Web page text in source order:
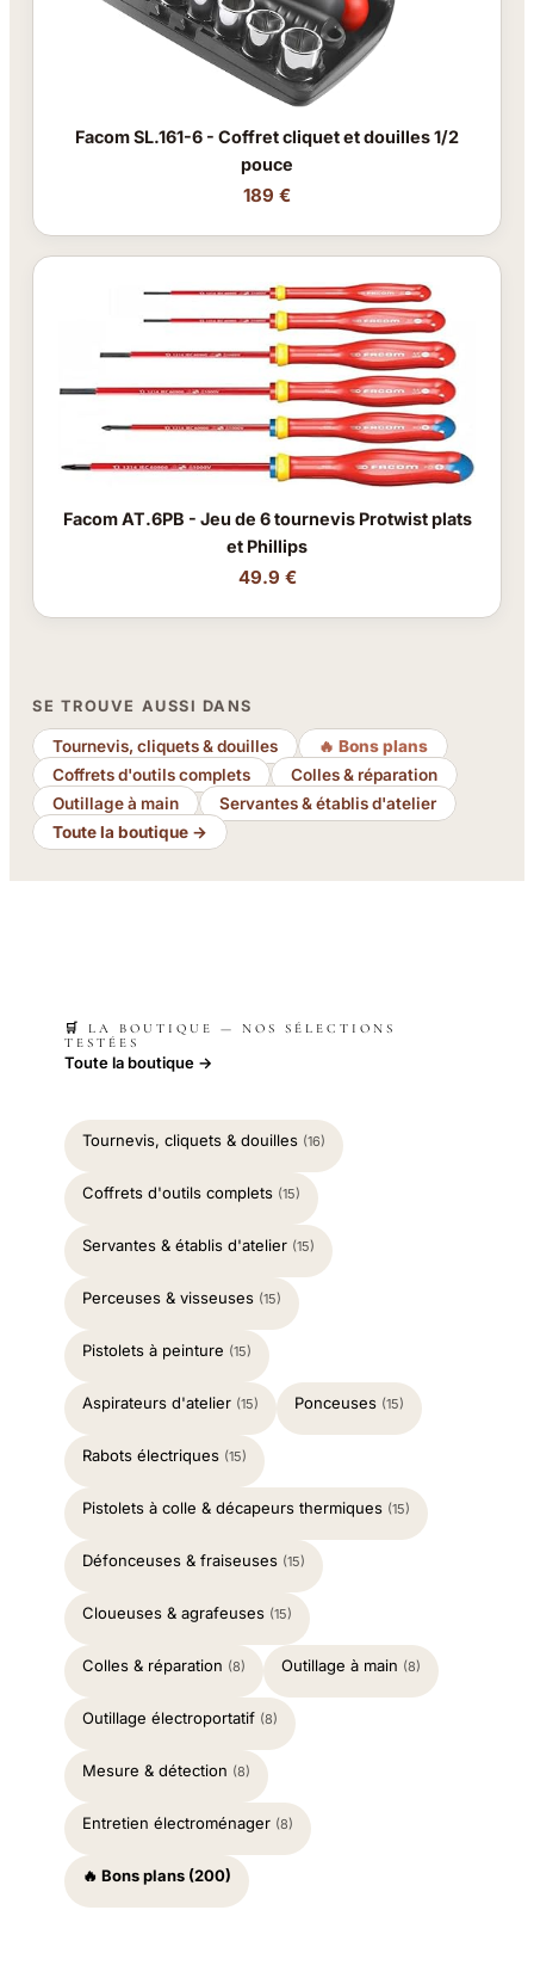
Facom SL.161-6 - Coffret cliquet et douilles 1/2
pouce
189 €
Facom AT.6PB - Jeu de 6 tournevis Protwist plats
et Phillips
49.9 €
SE TROUVE AUSSI DANS
Tournevis, cliquets & douilles
🔥 Bons plans
Coffrets d'outils complets
Colles & réparation
Outillage à main
Servantes & établis d'atelier
Toute la boutique →
🛒 LA BOUTIQUE — NOS SÉLECTIONS
TESTÉES
Toute la boutique →
Tournevis, cliquets & douilles (16)
Coffrets d'outils complets (15)
Servantes & établis d'atelier (15)
Perceuses & visseuses (15)
Pistolets à peinture (15)
Aspirateurs d'atelier (15) Ponceuses (15)
Rabots électriques (15)
Pistolets à colle & décapeurs thermiques (15)
Défonceuses & fraiseuses (15)
Cloueuses & agrafeuses (15)
Colles & réparation (8) Outillage à main (8)
Outillage électroportatif (8)
Mesure & détection (8)
Entretien électroménager (8)
🔥 Bons plans (200)